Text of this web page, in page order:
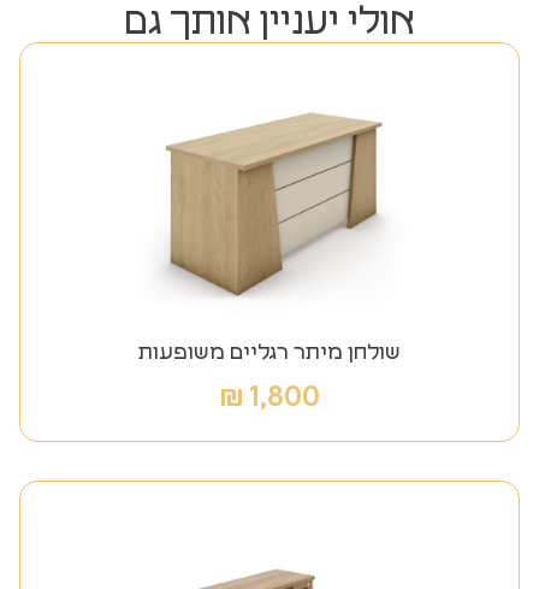
אולי יעניין אותך גם
שולחן מיתר רגליים משופעות
1,800
₪